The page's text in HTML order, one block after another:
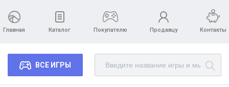
Главная Каталог Покупателю Продавцу Контакты
ВСЕ ИГРЫ